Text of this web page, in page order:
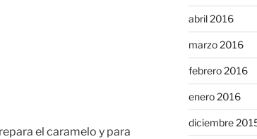
el caramelo y para
abril 2016
marzo 2016
febrero 2016
enero 2016
diciembre